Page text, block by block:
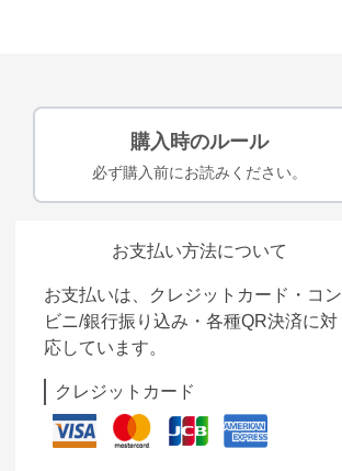
購入時のルール
必ず購入前にお読みください。
お支払い方法について
お支払いは、クレジットカード・コン
ビニ/銀行振り込み・各種QR決済に対
応しています。
クレジットカード